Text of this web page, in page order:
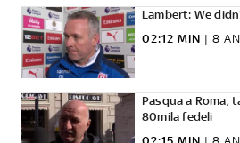
Lambert: We
02:12 MIN | 8
Pasqua a Roma,
80mila fedeli